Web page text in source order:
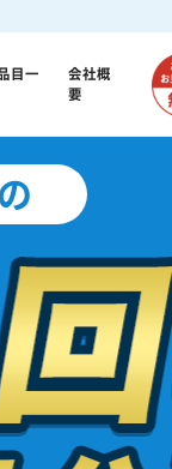
目一
会社概
要